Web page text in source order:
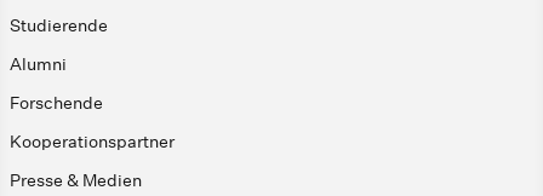
Studierende
Alumni
Forschende
Kooperationspartner
Presse & Medien